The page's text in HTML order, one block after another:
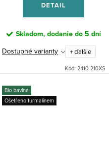
DETAIL
Skladom, dodanie do 5 dní
Dostupné varianty + ďalšie
Kód: 2410-210XS
Bio bavlna
Ošetřeno turmalínem